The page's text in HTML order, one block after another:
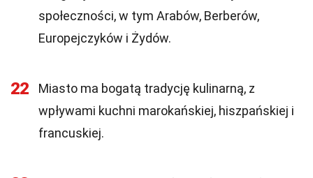
społeczności, w tym Arabów, Berberów,
Europejczyków i Żydów.
22
Miasto ma bogatą tradycję kulinarną, z
wpływami kuchni marokańskiej, hiszpańskiej i
francuskiej.